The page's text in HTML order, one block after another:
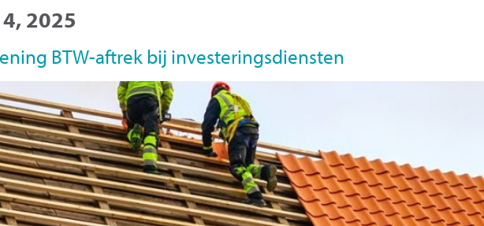
2025
BTW-aftrek bij investeringsdiensten